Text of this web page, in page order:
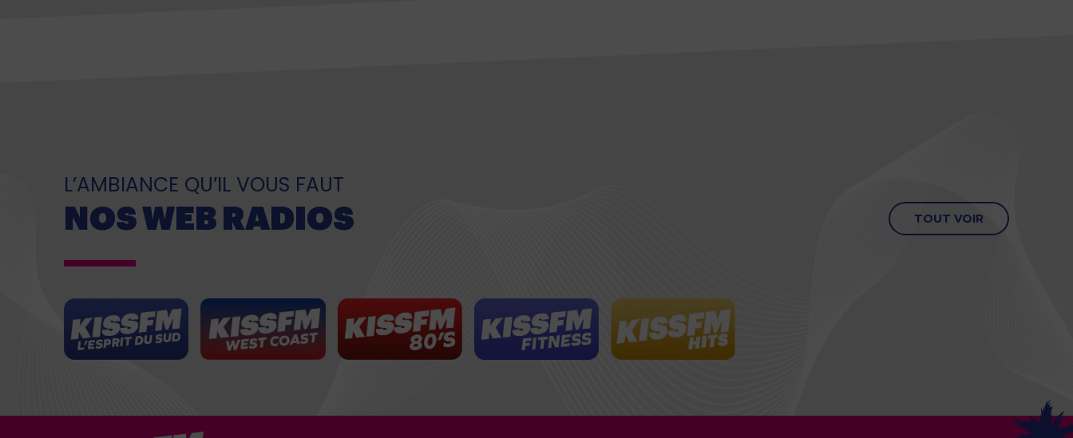
L’AMBIANCE QU’IL VOUS FAUT
NOS WEB RADIOS TOUT VOIR